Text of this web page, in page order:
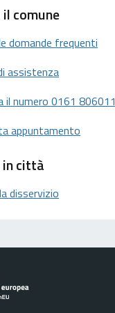
comune
domande frequenti
assistenza
il numero 0161 806011
appuntamento
in città
disservizio